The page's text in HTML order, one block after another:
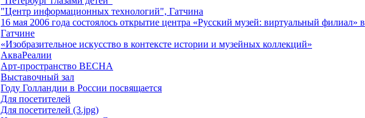
"Центр информационных технологий", Гатчина
16 мая 2006 года состоялось открытие центра «Русский музей: виртуальный филиал» в
Гатчине
«Изобразительное искусство в контексте истории и музейных коллекций»
АкваРеалии
Арт-пространство ВЕСНА
Выставочный зал
Году Голландии в России посвящается
Для посетителей
Для посетителей (3.jpg)